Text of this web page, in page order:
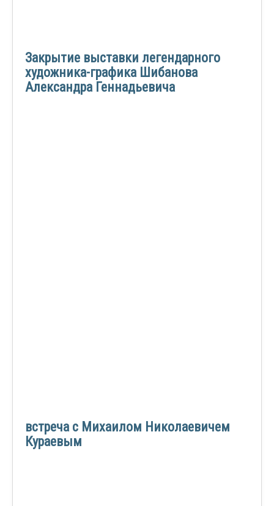
Закрытие выставки легендарного
художника-графика Шибанова
Александра Геннадьевича
встреча с Михаилом Николаевичем
Кураевым